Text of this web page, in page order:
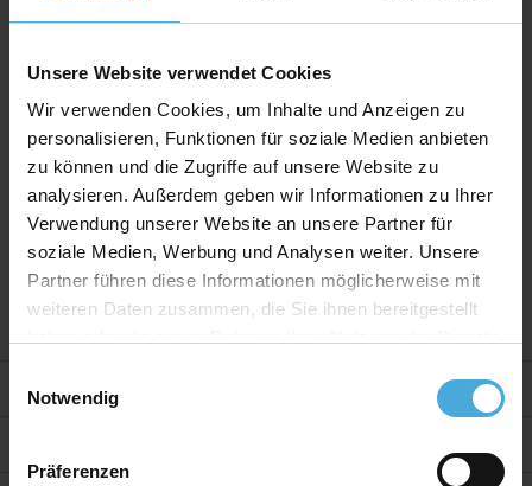
Unsere Website verwendet Cookies
Wir verwenden Cookies, um Inhalte und Anzeigen zu
personalisieren, Funktionen für soziale Medien anbieten
zu können und die Zugriffe auf unsere Website zu
analysieren. Außerdem geben wir Informationen zu Ihrer
Verwendung unserer Website an unsere Partner für
soziale Medien, Werbung und Analysen weiter. Unsere
Partner führen diese Informationen möglicherweise mit
weiteren Daten zusammen, die Sie ihnen bereitgestellt
Notwendig
Präferenzen
- beidseitig kaschiert mit weißem, sehr glattem GC-
Chromokarton
- leicht und weitgehend formstabil
- einfaches Zuschneiden mit handelsüblichem Cutter-
Messer
Eignung
- Drucke, Poster und Fotos
- Displays und Präsentationen
Weitere Informationen